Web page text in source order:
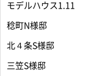
モデルハウス1.11
稔町N様邸
北４条S様邸
三笠S様邸